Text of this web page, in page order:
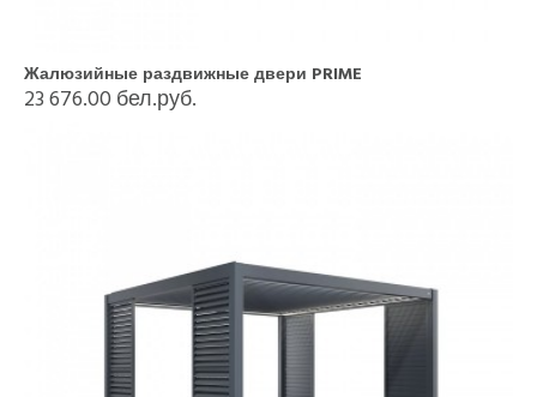
Жалюзийные раздвижные двери PRIME
23 676.00 бел.руб.